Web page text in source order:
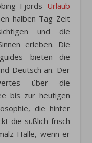
Fjords Urlaub
halben Tag Zeit
und die
erleben. Die
bieten die
Deutsch an. Der
über die
bis zur heutigen
die hinter
die süßlich frisch
Halle, wenn er